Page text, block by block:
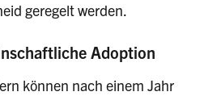
geregelt werden.
Adoption
können nach einem Jahr